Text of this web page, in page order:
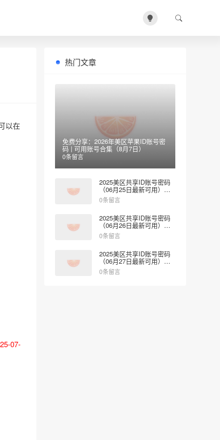
以在
07-
热门文章
免费分享：2026年美区苹果ID账号密
码 | 可用账号合集（8月7日）
0条留言
2025美区共享ID账号密码
（06月25日最新可用）免
费登录App Store
0条留言
2025美区共享ID账号密码
（06月26日最新可用）免
费登录App Store
0条留言
2025美区共享ID账号密码
（06月27日最新可用）免
费登录App Store
0条留言